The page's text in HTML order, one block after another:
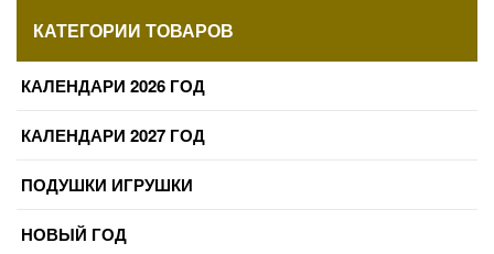
КАТЕГОРИИ ТОВАРОВ
КАЛЕНДАРИ 2026 ГОД
КАЛЕНДАРИ 2027 ГОД
ПОДУШКИ ИГРУШКИ
НОВЫЙ ГОД